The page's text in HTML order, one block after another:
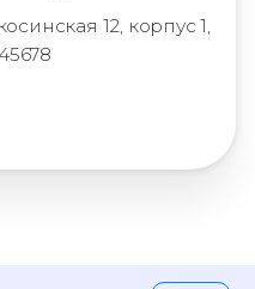
12, корпус 1,